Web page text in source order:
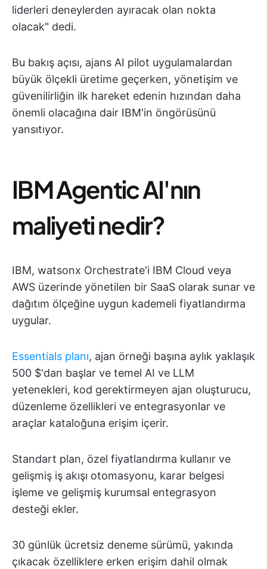
liderleri deneylerden ayıracak olan nokta
olacak" dedi.
Bu bakış açısı, ajans AI pilot uygulamalardan
büyük ölçekli üretime geçerken, yönetişim ve
güvenilirliğin ilk hareket edenin hızından daha
önemli olacağına dair IBM'in öngörüsünü
yansıtıyor.
IBM Agentic AI'nın
maliyeti nedir?
IBM, watsonx Orchestrate'i IBM Cloud veya
AWS üzerinde yönetilen bir SaaS olarak sunar ve
dağıtım ölçeğine uygun kademeli fiyatlandırma
uygular.
Essentials planı, ajan örneği başına aylık yaklaşık
500 $'dan başlar ve temel AI ve LLM
yetenekleri, kod gerektirmeyen ajan oluşturucu,
düzenleme özellikleri ve entegrasyonlar ve
araçlar kataloğuna erişim içerir.
Standart plan, özel fiyatlandırma kullanır ve
gelişmiş iş akışı otomasyonu, karar belgesi
işleme ve gelişmiş kurumsal entegrasyon
desteği ekler.
30 günlük ücretsiz deneme sürümü, yakında
çıkacak özelliklere erken erişim dahil olmak